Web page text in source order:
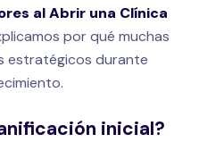
al Abrir una Clínica
por qué muchas
estratégicos durante
inicial?